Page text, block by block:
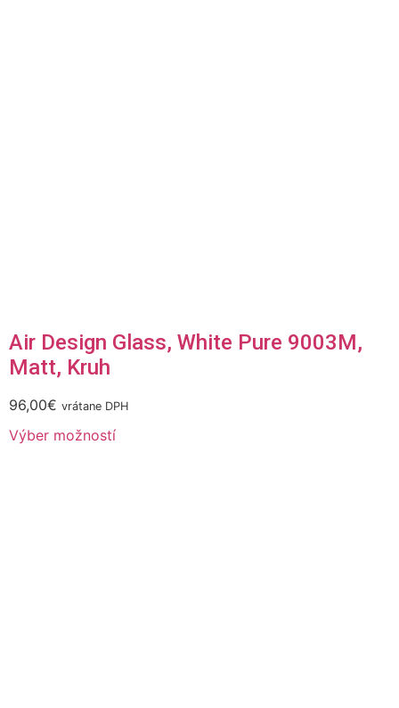
Air Design Glass, White Pure 9003M,
Matt, Kruh
96,00€ vrátane DPH
Výber možností